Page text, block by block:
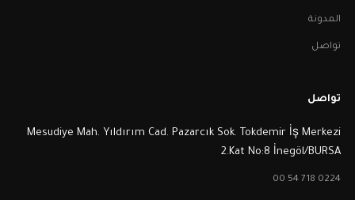
المدونة
تواصل
تواصل
Mesudiye Mah. Yıldırım Cad. Pazarcık Sok. Tokdemir İş Merkezi
2.Kat No:8 İnegöl/BURSA
0224 718 54 00